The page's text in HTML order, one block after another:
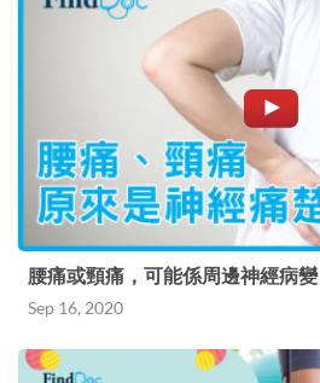
腰痛或頸痛，可能係周邊神經病
Sep 16, 2020